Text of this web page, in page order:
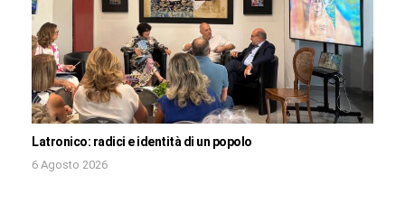
Latronico: radici e identità di un popolo
6 Agosto 2026